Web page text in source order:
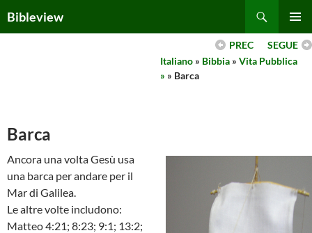
toBibleview
MENU
SEGUE
PREC
Italiano » Bibbia » Vita Pubblica
» » Barca
Barca
Ancora una volta Gesù usa
una barca per andare per il
Mar di Galilea.
Le altre volte includono:
Matteo 4:21; 8:23; 9:1; 13:2;